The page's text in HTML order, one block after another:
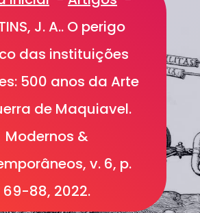
J. A.. O perigo
das instituições
500 anos da Arte
de Maquiavel.
Modernos &
v. 6, p.
69-88, 2022.